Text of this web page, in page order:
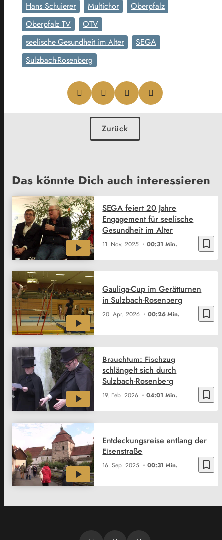
Hans Schuierer
Multichor
Oberpfalz
Oberpfalz TV
OTV
seelische Gesundheit im Alter
SEGA
Sulzbach-Rosenberg
Zurück
Das könnte Dich auch interessieren
bookmark_border
11. Nov. 2025 00:31 Min.
SEGA feiert 20 Jahre
Engagement für seelische
Gesundheit im Alter
bookmark_border
20. Apr. 2026 00:26 Min.
Gauliga-Cup im Gerätturnen
in Sulzbach-Rosenberg
bookmark_border
19. Feb. 2026 04:01 Min.
Brauchtum: Fischzug
schlängelt sich durch
Sulzbach-Rosenberg
bookmark_border
16. Sep. 2025 00:31 Min.
Entdeckungsreise entlang der
Eisenstraße